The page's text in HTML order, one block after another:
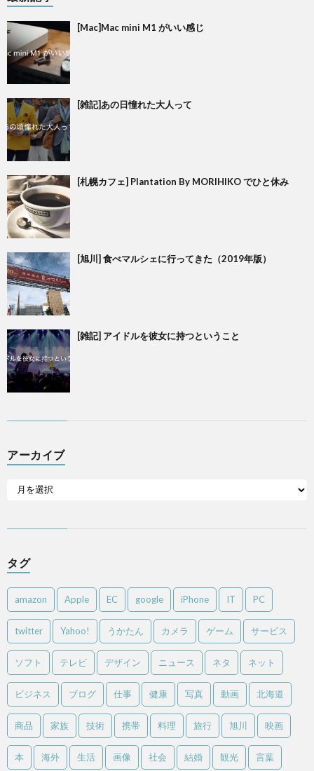
[Mac]Mac mini M1 がいい感じ
[雑記]あの日憧れた大人って
[札幌カフェ] Plantation By MORIHIKO でひと休み
[旭川] 食べマルシェに行ってきた（2019年版）
[雑記] アイドルを彼女に持つということ
アーカイブ
タグ
amazon Apple EC google iPhone IT PC
twitter Yahoo! うかたん カメラ ゲーム サービス
ソフト テレビ デザイン ニュース ネタ ネット
ビジネス ブログ 仕事 健康 写真 動画 北海道
商品 家族 技術 携帯 料理 旅行 旭川 映画
本 海外 生活 画像 社会 結婚 観光 言葉